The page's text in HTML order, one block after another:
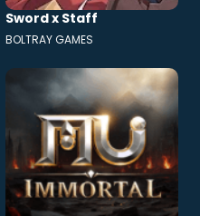
Sword x Staff
BOLTRAY GAMES